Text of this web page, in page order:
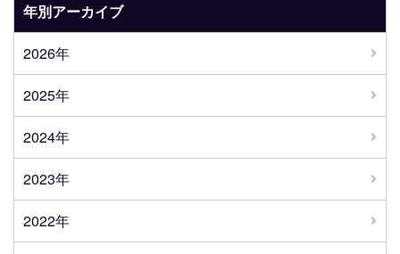
年別アーカイブ
2026年
2025年
2024年
2023年
2022年